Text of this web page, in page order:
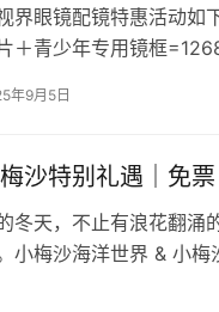
界眼镜配镜特惠活动如
＋青少年专用镜框
年9月5日
沙特别礼遇｜免票
冬天，不止有浪花翻涌
小梅沙海洋世界 & 小